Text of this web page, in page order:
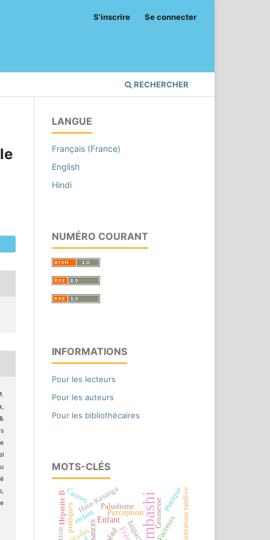
RECHERCHER
S'inscrire Se connecter
,
LANGUE
Français (France)
English
Hindi
NUMÉRO COURANT
INFORMATIONS
Pour les lecteurs
Pour les auteurs
Pour les bibliothécaires
MOTS-CLÉS
Enfant Impact
Perception
Paludisme
Haut-Katanga
Facteurs
Grossesse
pratiquesenfant Fréquentation tardive
Pratique
Causes
Hépatite B